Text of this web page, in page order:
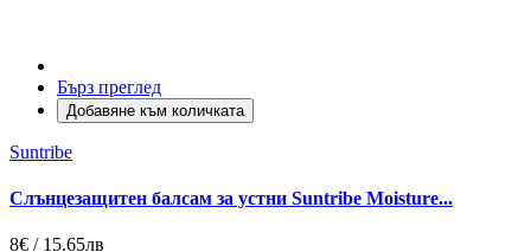
Бърз преглед
Добавяне към количката
Suntribe
Слънцезащитен балсам за устни Suntribe Moisture...
8€ / 15.65лв